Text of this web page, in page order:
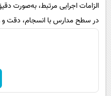
الزامات اجرایی مرتبط، به‌صورت
در سطح مدارس با انسجام، دقت و